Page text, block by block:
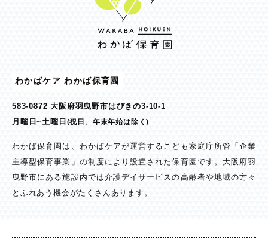
わかばケア わかば保育園
583-0872 大阪府羽曳野市はびきの3-10-1
月曜日~土曜日(祝日、年末年始は除く)
わかば保育園は、わかばケアが運営するこども家庭庁所管「企業
主導型保育事業」の制度により設置された保育園です。大阪府羽
曳野市にある施設内では介護デイサービスの高齢者や地域の方々
とふれあう機会がたくさんあります。